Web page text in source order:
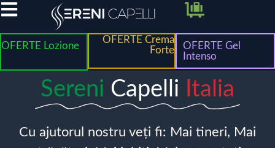
OFERTE Lozione
OFERTE Crema
Forte
OFERTE Gel
Intenso
Sereni Capelli Italia
Cu ajutorul nostru veți fi: Mai tineri, Mai